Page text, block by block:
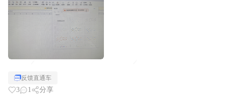
反馈直通车
3 1 分享